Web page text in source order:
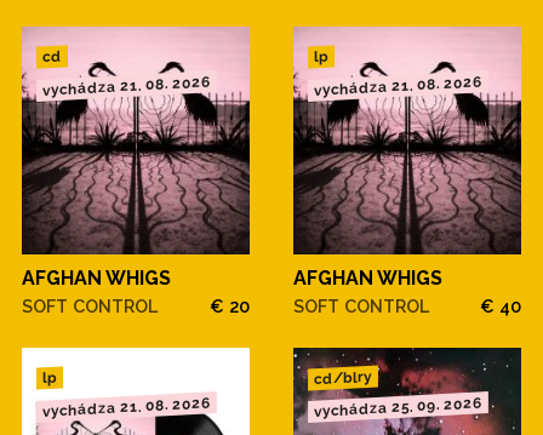
cd
vychádza 21. 08. 2026
AFGHAN WHIGS
SOFT CONTROL € 20
lp
vychádza 21. 08. 2026
AFGHAN WHIGS
SOFT CONTROL € 40
lp
vychádza 21. 08. 2026
cd/blry
vychádza 25. 09. 2026